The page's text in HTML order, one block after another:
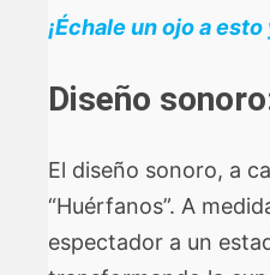
¡Échale un ojo a
Diseño
El diseño sonoro, a
“Huérfanos”. A
espectador a un